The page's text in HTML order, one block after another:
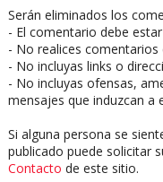
Serán eliminados los
- El comentario debe
- No realices comentarios
- No incluyas links o
- No incluyas ofensas,
mensajes que induzcan a
Si alguna persona se
publicado puede solicitar
Contacto de este sitio.